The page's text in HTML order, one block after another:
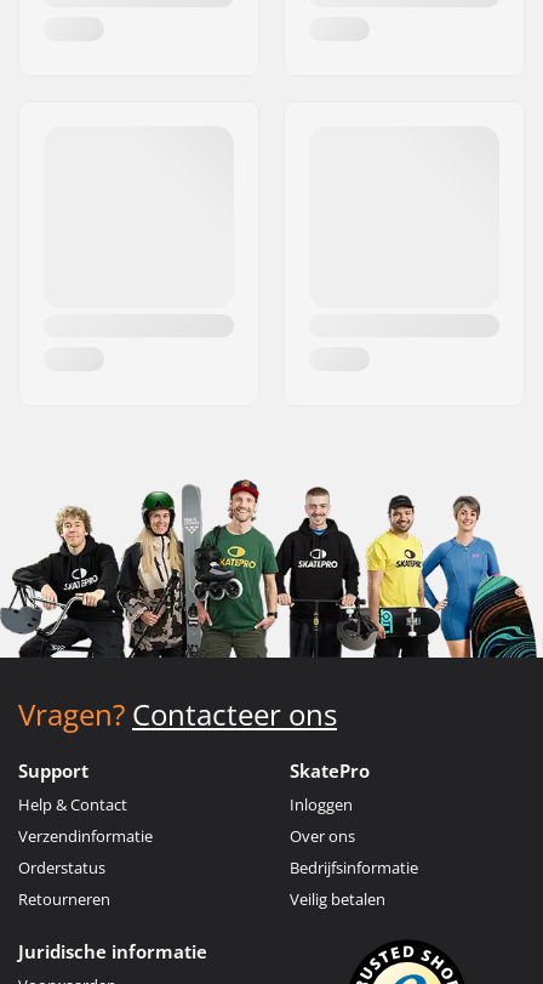
Vragen? Contacteer ons
Support
Help & Contact
Verzendinformatie
Orderstatus
Retourneren
SkatePro
Inloggen
Over ons
Bedrijfsinformatie
Veilig betalen
Juridische informatie